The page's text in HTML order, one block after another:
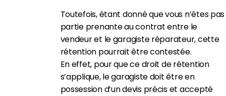
Toutefois, étant donné que vous n’êtes pas
partie prenante au contrat entre le
vendeur et le garagiste réparateur, cette
rétention pourrait être contestée.
En effet, pour que ce droit de rétention
s’applique, le garagiste doit être en
possession d’un devis précis et accepté